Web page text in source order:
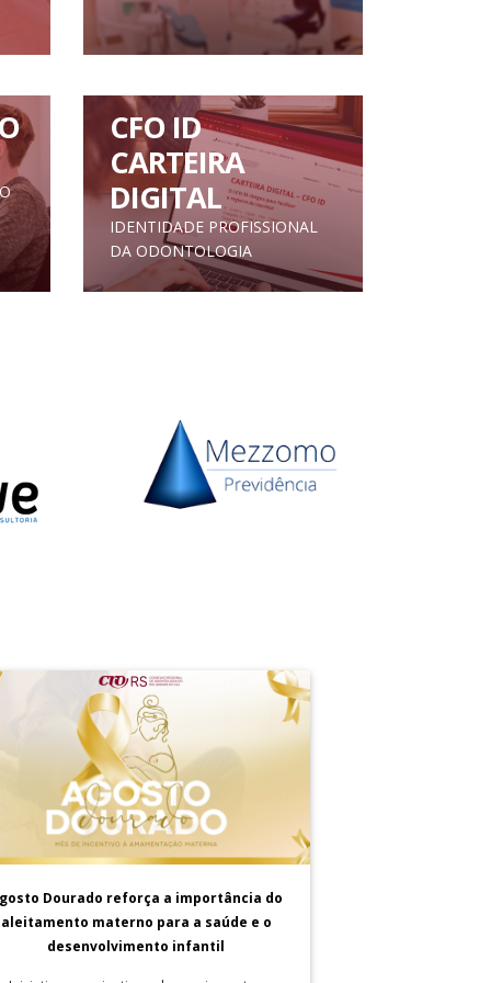
CFO ID
CARTEIRA
DIGITAL
IDENTIDADE PROFISSIONAL
DA ODONTOLOGIA
Dourado reforça a importância do
aleitamento materno para a saúde e o
desenvolvimento infantil